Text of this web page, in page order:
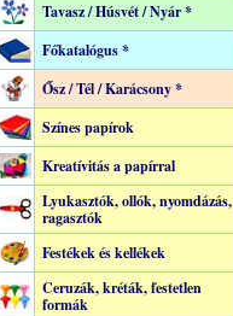
Tavasz / Húsvét / Nyár *
Főkatalógus *
Ősz / Tél / Karácsony *
Színes papírok
Kreatívitás a papírral
Lyukasztók, ollók, nyomdázás,
ragasztók
Festékek és kellékek
Ceruzák, kréták, festetlen
formák